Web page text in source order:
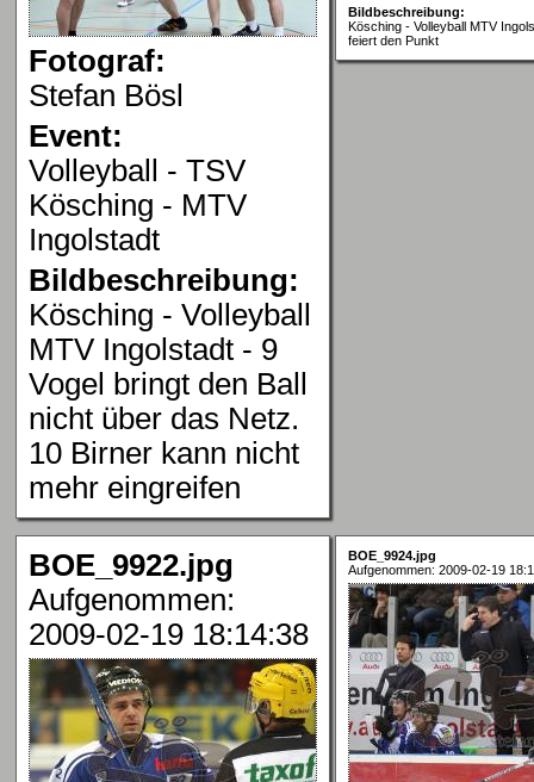
Fotograf:
Stefan Bösl
Event:
Volleyball - TSV
Kösching - MTV
Ingolstadt
Bildbeschreibung:
Kösching - Volleyball
MTV Ingolstadt - 9
Vogel bringt den Ball
nicht über das Netz.
10 Birner kann nicht
mehr eingreifen
Bildbeschreibung:
Kösching - Volleyball MTV
feiert den Punkt
BOE_9922.jpg
Aufgenommen:
2009-02-19 18:14:38
BOE_9924.jpg
Aufgenommen: 2009-02-19